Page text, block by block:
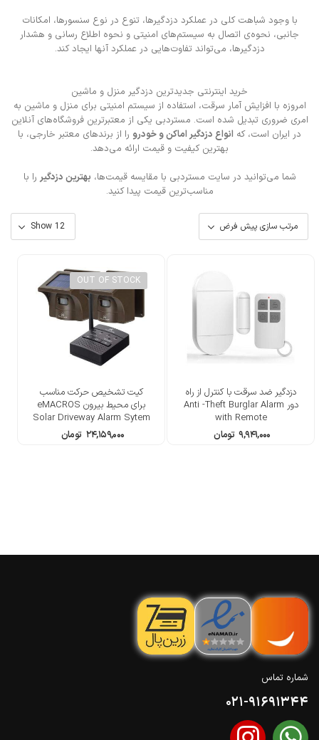
با وجود شباهت کلی در عملکرد دزدگیرها، تنوع در نوع سنسورها، امکانات
جانبی، نحوه‌ی اتصال به سیستم‌های امنیتی و نحوه اطلاع رسانی و هشدار
دزدگیرها، می‌تواند تفاوت‌هایی در عملکرد آنها ایجاد کند.
خرید اینترنتی جدیدترین دزدگیر منزل و ماشین
امروزه با افزایش آمار سرقت، استفاده از سیستم امنیتی برای منزل و ماشین به
امری ضروری تبدیل شده است. مستردبی یکی از معتبرترین فروشگاه‌های آنلاین
در ایران است، که انواع دزدگیر اماکن و خودرو را از برندهای معتبر خارجی، با
بهترین کیفیت و قیمت ارائه می‌دهد.
شما می‌توانید در سایت مستردبی با مقایسه قیمت‌ها، بهترین دزدگیر را با
مناسب‌ترین قیمت پیدا کنید.
دزدگیر ضد سرقت با کنترل از راه
دور Anti -Theft Burglar Alarm
with Remote
۹,۹۴۱,۰۰۰ تومان
OUT OF STOCK
کیت تشخیص حرکت مناسب
برای محیط بیرون eMACROS
Solar Driveway Alarm Sytem
Wireless Long Range
Outdoor Weather Resistant
۲۴,۱۵۹,۰۰۰ تومان
شماره تماس
021-91691344